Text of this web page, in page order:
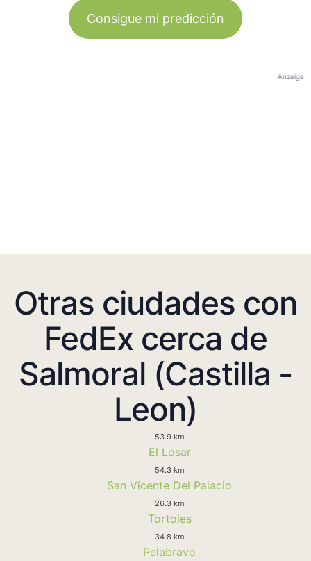
Consigue mi predicción
Anzeige
Otras ciudades con
FedEx cerca de
Salmoral (Castilla -
Leon)
53.9 km
El Losar
54.3 km
San Vicente Del Palacio
26.3 km
Tortoles
34.8 km
Pelabravo